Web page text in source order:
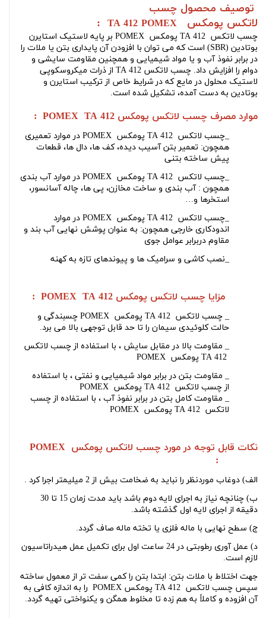
توصیف محصول چسب
لاتکس پومکس POMEX
TA 412
:
چسب لاتکس POMEX پومکس TA 412
بر پایه لاستیک استایرن
بوتادین(SBR) است که می توان با افزودن آن پایداری بتن یا ملات را
در برابر نفوذ آب و یا مواد شیمیایی و همچنین مقاومت سایشی و
دوام را افزایش داد. چسب لاتکس TA 412 از ذرات میکروسکوپی
لاستیک محلول در مایع که در شرایط خاص از ترکیب استایرن و
بوتادین به دست آمده، تشکیل شده است.
موارد مصرف چسب لاتکس پومکس POMEX TA 412
:
_چسب لاتکس POMEX پومکس TA 412
در موارد تعمیری
همچون: تعمیر بتن آسیب دیده، کف ها، دال ها، قطعات
پیش ساخته بتنی
چسب لاتکس POMEX پومکس TA 412
در موارد آب بندی
همچون : آب بندی و ساخت مخازن، پی ها، چاله آسانسور،
استخرها و…
چسب لاتکس POMEX پومکس TA 412
در موارد
اندودکاری خارجی همچون: به عنوان پوشش نهایی آب بند و
مقاوم دربرابر عوامل جوی
نصب کاشی و سرامیک ها و پیوندهای تازه به کهنه
مزایا چسب لاتکس پومکس POMEX TA 412
:
چسب لاتکس POMEX پومکس TA 412
چسبندگی و
حالت کلوئیدی سیمان را تا حد قابل توجهی بالا می برد.
مقاومت بالا در مقابل سایش ، با استفاده از چسب لاتکس
POMEX پومکس TA 412
_ مقاومت بتن در برابر مواد شیمیایی و نفتی ، با استفاده
از چسب لاتکس POMEX پومکس TA 412
_ مقاومت کامل بتن در برابر نفوذ آب ، با استفاده از چسب
لاتکس POMEX پومکس TA 412
نکات قابل توجه در مورد چسب لاتکس پومکس POMEX
:
الف) دوغاب موردنظر را نباید به ضخامت بیش از 2 میلیمتر اجرا کرد .
ب) چنانچه نیاز به اجرای لایه دوم باشد باید مدت زمان 15 تا 30
دقیقه از اجرای لایه اول گذشته باشد.
ج) سطح نهایی با ماله فلزی یا تخته ماله صاف گردد.
د) عمل آوری رطوبتی در 24 ساعت اول برای تکمیل عمل هیدراتاسیون
لازم است.
جهت اختلاط با ملات بتن: ابتدا بتن را کمی سفت تر از معمول ساخته
سپس چسب لاتکس POMEX پومکس TA 412
را به اندازه کافی به
آن افزوده و کاملاً به هم زده تا مخلوط همگن و یکنواختی تهیه گردد.